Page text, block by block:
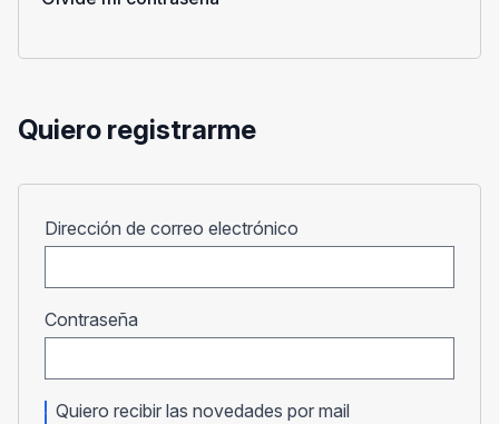
Quiero registrarme
Dirección de correo electrónico
Contraseña
Quiero recibir las novedades por mail